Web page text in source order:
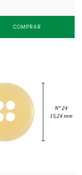
COMPRAR